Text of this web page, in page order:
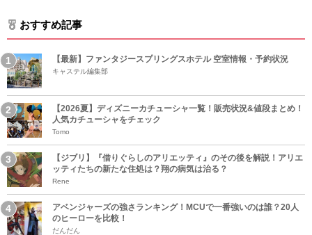
おすすめ記事
【最新】ファンタジースプリングスホテル 空室情報・予約状況
キャステル編集部
【2026夏】ディズニーカチューシャ一覧！販売状況&値段まとめ！
人気カチューシャをチェック
Tomo
【ジブリ】『借りぐらしのアリエッティ』のその後を解説！アリエ
ッティたちの新たな住処は？翔の病気は治る？
Rene
アベンジャーズの強さランキング！MCUで一番強いのは誰？20人
のヒーローを比較！
だんだん